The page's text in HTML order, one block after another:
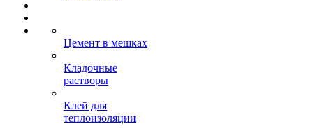
Цемент в мешках
Кладочные
растворы
Клей для
теплоизоляции